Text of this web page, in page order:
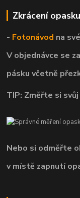
Zkrácení
- Fotonávod na
V objednávce se
pásku včetně
TIP: Změřte si
Nebo si odměřte
v místě zapnutí